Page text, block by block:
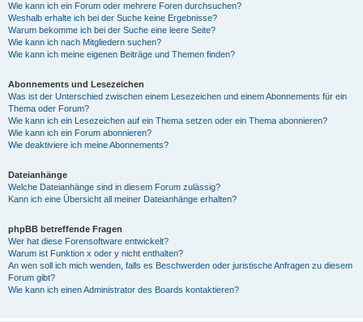
Wie kann ich ein Forum oder mehrere Foren durchsuchen?
Weshalb erhalte ich bei der Suche keine Ergebnisse?
Warum bekomme ich bei der Suche eine leere Seite?
Wie kann ich nach Mitgliedern suchen?
Wie kann ich meine eigenen Beiträge und Themen finden?
Abonnements und Lesezeichen
Was ist der Unterschied zwischen einem Lesezeichen und einem Abonnements für ein
Thema oder Forum?
Wie kann ich ein Lesezeichen auf ein Thema setzen oder ein Thema abonnieren?
Wie kann ich ein Forum abonnieren?
Wie deaktiviere ich meine Abonnements?
Dateianhänge
Welche Dateianhänge sind in diesem Forum zulässig?
Kann ich eine Übersicht all meiner Dateianhänge erhalten?
phpBB betreffende Fragen
Wer hat diese Forensoftware entwickelt?
Warum ist Funktion x oder y nicht enthalten?
An wen soll ich mich wenden, falls es Beschwerden oder juristische Anfragen zu diesem
Forum gibt?
Wie kann ich einen Administrator des Boards kontaktieren?